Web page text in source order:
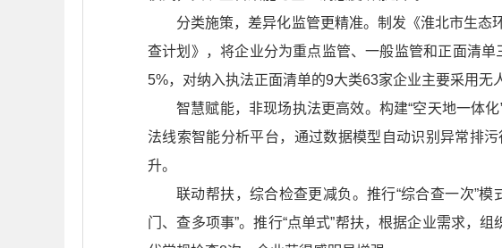
分类施策，差异化监管更精准。制发《淮北市生态
查计划》，将企业分为重点监管、一般监管和正面清
5%，对纳入执法正面清单的9大类63家企业主要采用无
智慧赋能，非现场执法更高效。构建“空天地一体
法线索智能分析平台，通过数据模型自动识别异常排
升。
联动帮扶，综合检查更减负。推行“综合查一次”
门、查多项事”。推行“点单式”帮扶，根据企业需求，